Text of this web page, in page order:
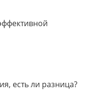
есть ли разница?